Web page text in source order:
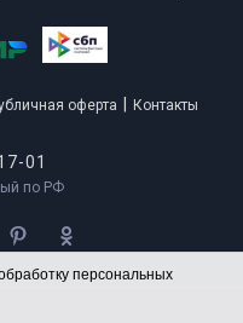
персональных
оферта Контакты
01
по РФ